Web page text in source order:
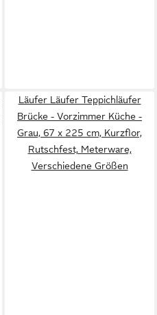
Läufer Läufer Teppichläufer
Brücke - Vorzimmer Küche -
Grau, 67 x 225 cm, Kurzflor,
Rutschfest, Meterware,
Verschiedene Größen